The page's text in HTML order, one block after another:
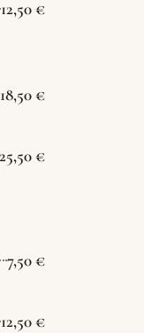
12,50 €
18,50 €
25,50 €
7,50 €
12,50 €